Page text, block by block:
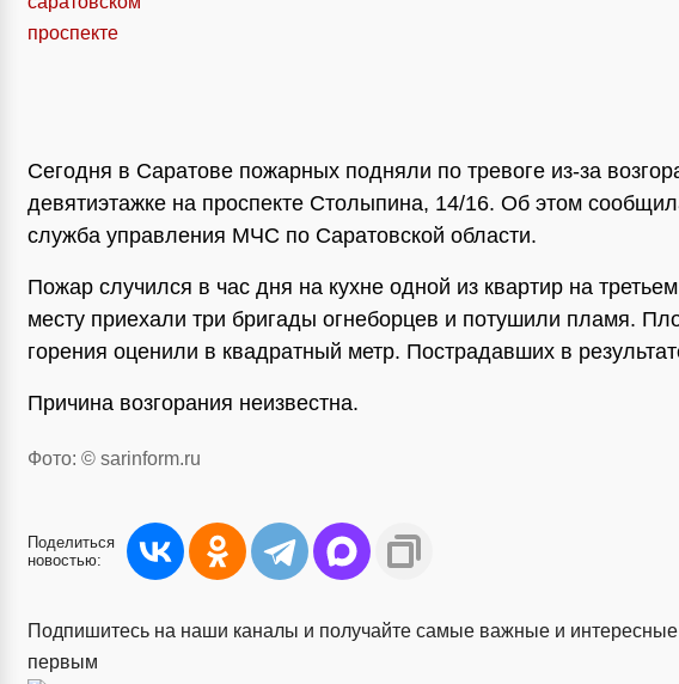
Сегодня в Саратове пожарных подняли по тревоге из-за
девятиэтажке на проспекте Столыпина, 14/16. Об этом
служба управления МЧС по Саратовской области.
Пожар случился в час дня на кухне одной из квартир на
месту приехали три бригады огнеборцев и потушили пламя.
горения оценили в квадратный метр. Пострадавших в
Причина возгорания неизвестна.
Фото: © sarinform.ru
Поделиться
новостью:
Подпишитесь на наши каналы и получайте самые важные и интересные
первым